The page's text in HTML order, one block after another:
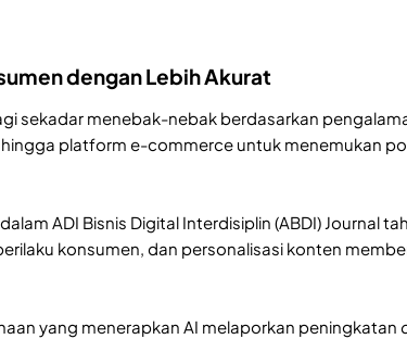
dengan Lebih Akurat
sekadar menebak-nebak berdasarkan
platform e-commerce untuk menemukan
ADI Bisnis Digital Interdisiplin (ABDI) Journal
konsumen, dan personalisasi konten
yang menerapkan AI melaporkan peningkatan